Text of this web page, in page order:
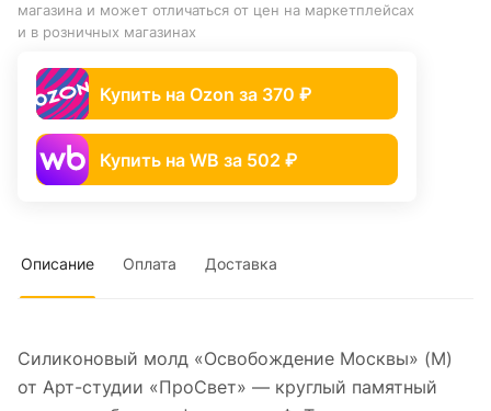
магазина и может отличаться от цен на маркетплейсах
и в розничных магазинах
Купить на Ozon за 370 ₽
Купить на WB за 502 ₽
Описание Оплата Доставка
Силиконовый молд «Освобождение Москвы» (M)
от Арт-студии «ПроСвет» — круглый памятный